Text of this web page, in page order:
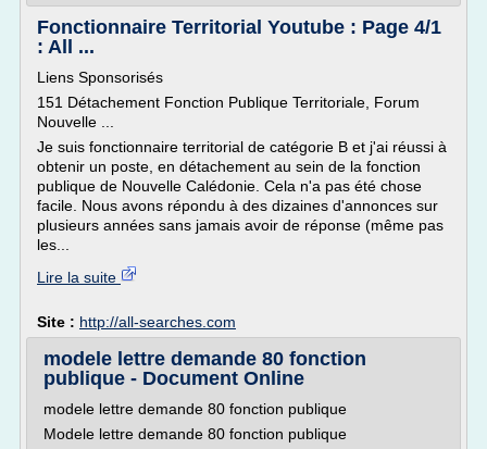
Fonctionnaire Territorial Youtube : Page 4/1
: All ...
Liens Sponsorisés
151 Détachement Fonction Publique Territoriale, Forum
Nouvelle ...
Je suis fonctionnaire territorial de catégorie B et j'ai réussi à
obtenir un poste, en détachement au sein de la fonction
publique de Nouvelle Calédonie. Cela n'a pas été chose
facile. Nous avons répondu à des dizaines d'annonces sur
plusieurs années sans jamais avoir de réponse (même pas
les...
Lire la suite
Site : http://all-searches.com
modele lettre demande 80 fonction
publique - Document Online
modele lettre demande 80 fonction publique
Modele lettre demande 80 fonction publique